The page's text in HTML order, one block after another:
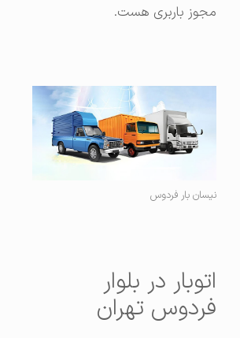
مجوز باربری هست.
نیسان بار فردوس
اتوبار در بلوار
فردوس تهران